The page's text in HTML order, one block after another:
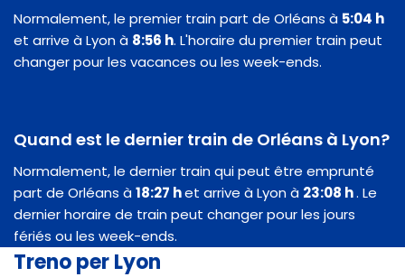
Normalement, le premier train part de Orléans à 5:04 h
et arrive à Lyon à 8:56 h. L'horaire du premier train peut
changer pour les vacances ou les week-ends.
Quand est le dernier train de Orléans à Lyon?
Normalement, le dernier train qui peut être emprunté
part de Orléans à18:27 het arrive à Lyon à 23:08 h. Le
dernier horaire de train peut changer pour les jours
fériés ou les week-ends.
Treno per Lyon